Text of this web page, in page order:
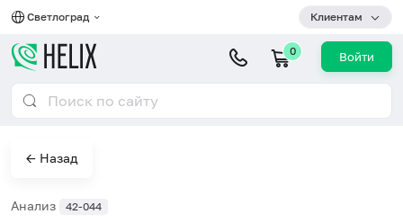
Светлоград Клиентам
0 Войти
← Назад
Анализ 42-044